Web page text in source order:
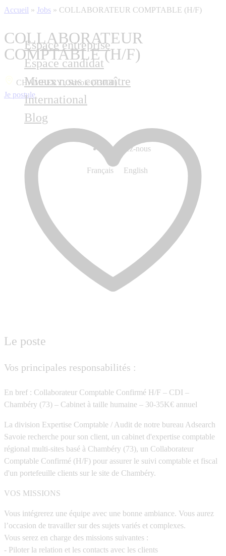
Espace entreprise
Espace candidat
Mieux nous connaître
International
Blog
Contactez-nous
Français English
Accueil » Jobs » COLLABORATEUR COMPTABLE (H/F)
COLLABORATEUR
COMPTABLE (H/F)
CHAMBERY , Savoie (73000)
Je postule
Le poste
Vos principales responsabilités :
En bref : Collaborateur Comptable Confirmé H/F – CDI –
Chambéry (73) – Cabinet à taille humaine – 30-35K€ annuel
La division Expertise Comptable / Audit de notre bureau Adsearch
Savoie recherche pour son client, un cabinet d'expertise comptable
régional multi-sites basé à Chambéry (73), un Collaborateur
Comptable Confirmé (H/F) pour assurer le suivi comptable et fiscal
d'un portefeuille clients sur le site de Chambéry.
VOS MISSIONS
Vous intégrerez une équipe avec une bonne ambiance. Vous aurez
l’occasion de travailler sur des sujets variés et complexes.
Vous serez en charge des missions suivantes :
- Piloter la relation et les contacts avec les clients